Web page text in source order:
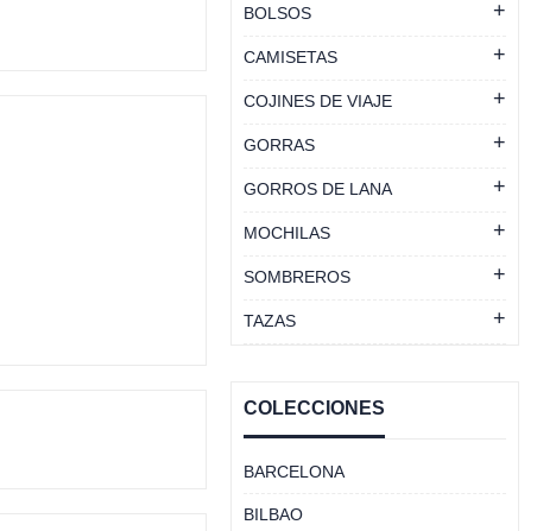
BOLSOS
CAMISETAS
COJINES DE VIAJE
GORRAS
GORROS DE LANA
MOCHILAS
SOMBREROS
TAZAS
COLECCIONES
BARCELONA
BILBAO